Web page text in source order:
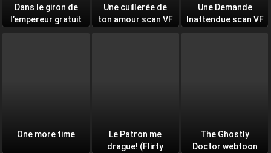
Dans le giron de
l’empereur gratuit
Une cuillerée de
ton amour scan VF
Une Demande
Inattendue scan VF
One more time
Le Patron me
drague! (Flirty
The Ghostly
Doctor webtoon